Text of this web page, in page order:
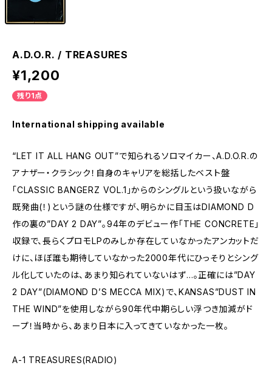
A.D.O.R. / TREASURES
¥1,200
残り1点
International shipping available
“LET IT ALL HANG OUT”で知られるソロマイカー、A.D.O.R.の
アナザー・クラシック！自身のキャリアを総括したベスト盤
「CLASSIC BANGERZ VOL.1」からのシングルという扱いながら
既発曲(！)という謎の仕様ですが、明らかに目玉はDIAMOND D
作の裏の”DAY 2 DAY”。94年のデビュー作「THE CONCRETE」
収録で、長らくプロモLPのみしか存在していなかったアンカットだ
けに、ほぼ誰も期待していなかった2000年代にひっそりとシング
ル化していたのは、あまり知られていないはず…。正確には”DAY
2 DAY”(DIAMOND D’S MECCA MIX)で、KANSAS”DUST IN
THE WIND”を使用しながら90年代中期らしい浮つき加減がド
ープ！当時から、あまり日本に入ってきていなかった一枚。
A-1 TREASURES(RADIO)